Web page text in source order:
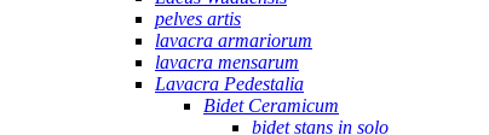
pelves artis
lavacra armariorum
lavacra mensarum
Lavacra Pedestalia
Bidet Ceramicum
bidet stans in solo